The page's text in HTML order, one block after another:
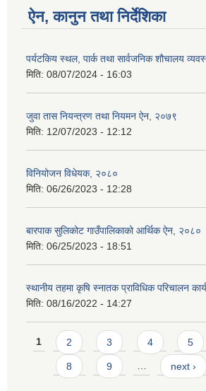
ऐन, कानुन तथा निर्देशिका
पर्यटकिय स्थल, पार्क तथा सार्वजनिक शौचालय
मिति: 08/07/2024 - 16:03
जुवा तास नियन्त्रण तथा नियमन ऐन, २०७९
मिति: 12/07/2023 - 12:12
विनियोजन विधेयक, २०८०
मिति: 06/26/2023 - 12:28
बारपाक सुलिकोट गाउँपालिकाको आर्थिक ऐन, २०८०
मिति: 06/25/2023 - 18:51
स्थानीय तहमा कृषि स्नातक प्राविधिक परिचालन
मिति: 08/16/2022 - 14:27
Pages
1 2 3 4 5
8 9 … next ›